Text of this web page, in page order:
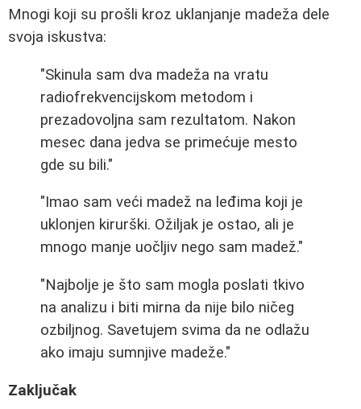
Mnogi koji su prošli kroz uklanjanje madeža dele
svoja iskustva:
"Skinula sam dva madeža na vratu
radiofrekvencijskom metodom i
prezadovoljna sam rezultatom. Nakon
mesec dana jedva se primećuje mesto
gde su bili."
"Imao sam veći madež na leđima koji je
uklonjen kirurški. Ožiljak je ostao, ali je
mnogo manje uočljiv nego sam madež."
"Najbolje je što sam mogla poslati tkivo
na analizu i biti mirna da nije bilo ničeg
ozbiljnog. Savetujem svima da ne odlažu
ako imaju sumnjive madeže."
Zaključak